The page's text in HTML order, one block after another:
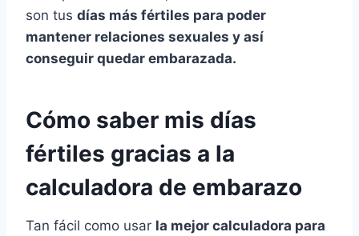
son tus días más fértiles para poder
mantener relaciones sexuales y así
conseguir quedar embarazada.
Cómo saber mis días
fértiles gracias a la
calculadora de embarazo
Tan fácil como usar la mejor calculadora para